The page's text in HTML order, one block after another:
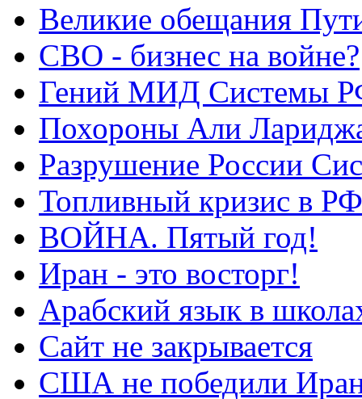
Великие обещания
СВО - бизнес на войне?
Гений МИД Системы
Похороны Али
Разрушение России
Топливный кризис в РФ
ВОЙНА. Пятый год!
Иран - это восторг!
Арабский язык в
Сайт не закрывается
США не победили